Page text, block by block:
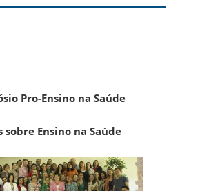
Pro-Ensino na Saúde
sobre Ensino na Saúde